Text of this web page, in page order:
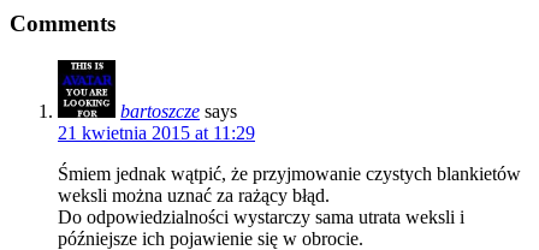
Comments
bartoszcze says
21 kwietnia 2015 at 11:29
Śmiem jednak wątpić, że przyjmowanie czystych blankietów
weksli można uznać za rażący błąd.
Do odpowiedzialności wystarczy sama utrata weksli i
późniejsze ich pojawienie się w obrocie.